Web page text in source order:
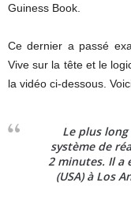
Guiness Book.
Ce dernier a passé
Vive sur la tête et le
la vidéo ci-dessous.
Le plus
système de
2 minutes. Il a
(USA) à Los